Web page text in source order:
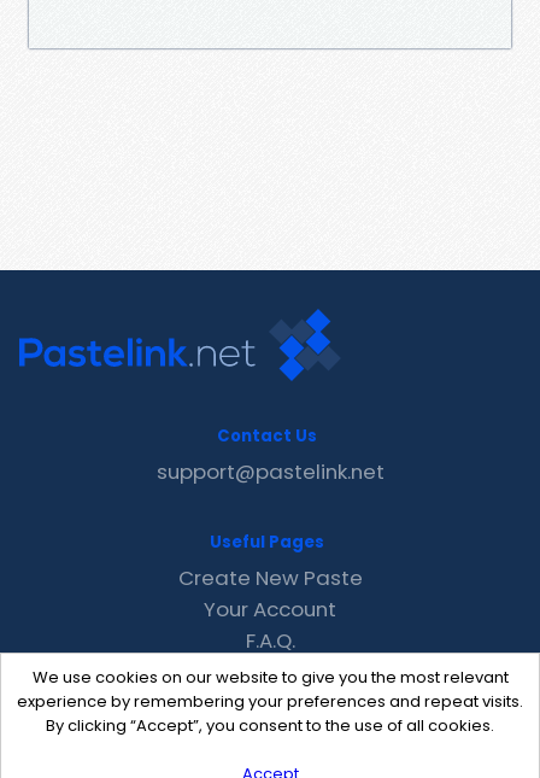
We use cookies on our website to give you the most relevant
experience by remembering your preferences and repeat visits.
By clicking “Accept”, you consent to the use of all cookies.
Contact Us
support@pastelink.net
Useful Pages
Create New Paste
Your Account
F.A.Q.
Recent
Contact